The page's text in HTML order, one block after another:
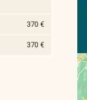
370 €
370 €